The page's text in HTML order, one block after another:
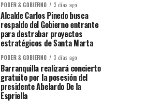
PODER & GOBIERNO 3 días ago
Alcalde Carlos Pinedo busca
respaldo del Gobierno entrante
para destrabar proyectos
estratégicos de Santa Marta
PODER & GOBIERNO 3 días ago
Barranquilla realizará concierto
gratuito por la posesión del
presidente Abelardo De la
Espriella